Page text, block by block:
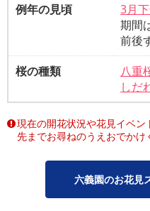
例年の見頃 3月
期間
前後
桜の種類
八重
しだ
現在の開花状況や花見イベ
先までお尋ねのうえおでかけ
六義園のお花見